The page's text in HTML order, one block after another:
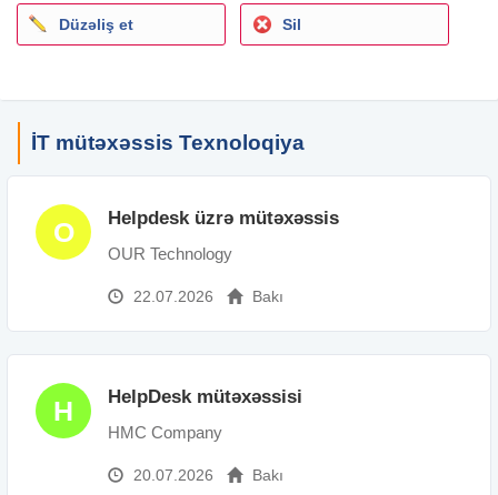
- Порядочность, аккуратность, презентабельность,
серьезность, внимательность, коммуникабельность,
Просьба присылать CV с фотографией.CV принимается
только по e-mail.
Şəhər: Bakı
Yaş: 29 - 35 yaş
İş təcrübəsi: 3 ildən 5 ilə qədər
Düzəliş et Sil
İT mütəxəssis Texnoloqiya
O Helpdesk üzrə mütəxəssis
OUR Technology
22.07.2026 Bakı
H HelpDesk mütəxəssisi
HMC Company
20.07.2026 Bakı